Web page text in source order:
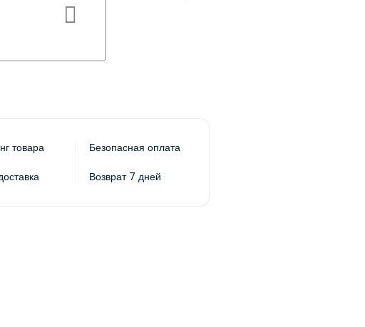
товара Безопасная оплата
Возврат 7 дней